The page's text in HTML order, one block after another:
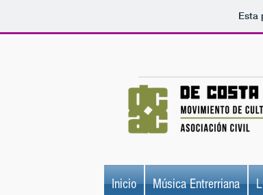
Esta
Inicio Música Entrerriana